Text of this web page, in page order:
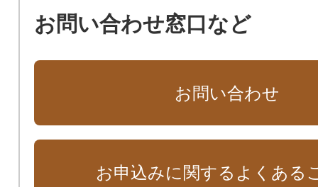
お問い合わせ窓口など
お問い合わせ
お申込みに関するよくある